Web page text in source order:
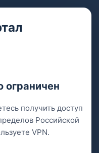
ограничен
получить доступ
Российской
VPN.